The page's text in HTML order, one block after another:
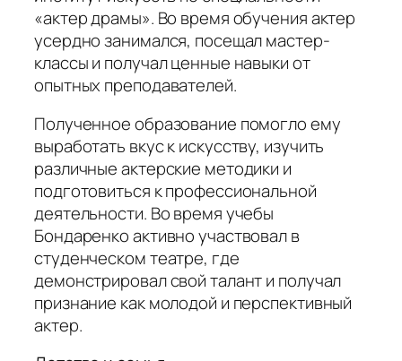
«актер драмы». Во время обучения актер
усердно занимался, посещал мастер-
классы и получал ценные навыки от
опытных преподавателей.
Полученное образование помогло ему
выработать вкус к искусству, изучить
различные актерские методики и
подготовиться к профессиональной
деятельности. Во время учебы
Бондаренко активно участвовал в
студенческом театре, где
демонстрировал свой талант и получал
признание как молодой и перспективный
актер.